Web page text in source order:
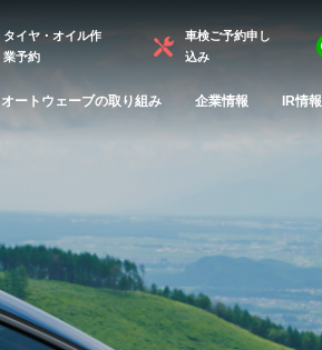
タイヤ・オイル作
業予約
車検ご予約申し
込み
オートウェーブの取り組み 企業情報 IR情報